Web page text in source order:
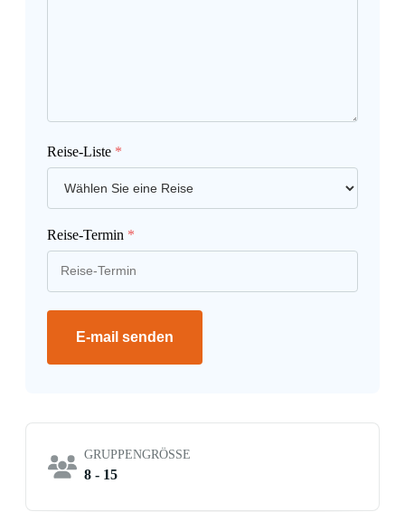
Reise-Liste *
Reise-Termin *
E-mail senden
GRUPPENGRÖSSE
8 - 15